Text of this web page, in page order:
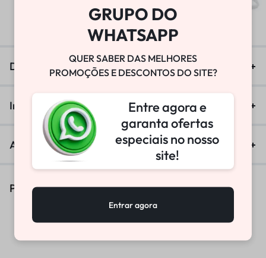
25.800,00
Descrição
Informação adicional
Avaliações (0)
Produtos Similares
GRUPO DO
WHATSAPP
QUER SABER DAS MELHORES
PROMOÇÕES E DESCONTOS DO SITE?
Entre agora e
garanta ofertas
especiais no nosso
site!
Entrar agora